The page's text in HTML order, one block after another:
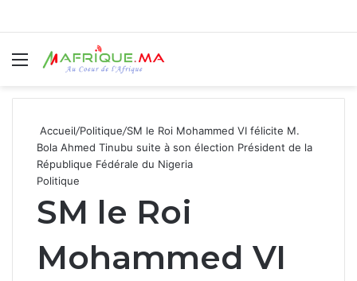
Menu
Accueil/Politique/SM le Roi Mohammed VI félicite M.
Bola Ahmed Tinubu suite à son élection Président de la
République Fédérale du Nigeria
Politique
SM le Roi
Mohammed VI